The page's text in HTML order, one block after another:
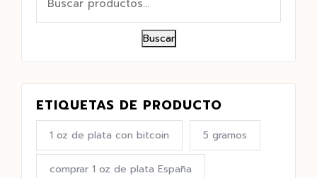
Buscar
ETIQUETAS DE PRODUCTO
1 oz de plata con bitcoin 5 gramos
comprar 1 oz de plata España